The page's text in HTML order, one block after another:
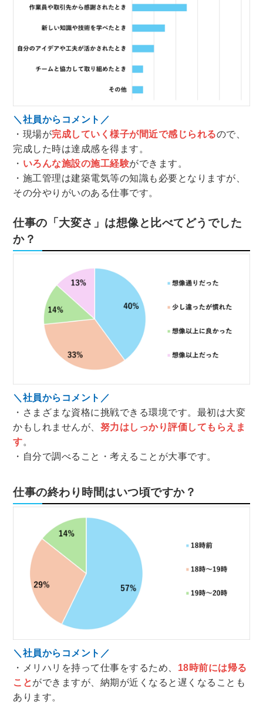
＼社員からコメント／
・現場が完成していく様子が間近で感じられるので、
完成した時は達成感を得ます。
・ いろんな施設の施工経験ができます。
・施工管理は建築電気等の知識も必要となりますが、
その分やりがいのある仕事です。
仕事の「大変さ」は想像と比べてどうでした
か？
＼社員からコメント／
・さまざまな資格に挑戦できる環境です。最初は大変
かもしれませんが、努力はしっかり評価してもらえま
す。
・自分で調べること・考えることが大事です。
仕事の終わり時間はいつ頃ですか？
＼社員からコメント／
・メリハリを持って仕事をするため、 18時前には帰る
ことができますが、納期が近くなると遅くなることも
あります。